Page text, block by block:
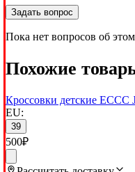
Задать вопрос
Пока нет вопросов об
Похожие
Кроссовки детские ECCC
EU:
39
500₽